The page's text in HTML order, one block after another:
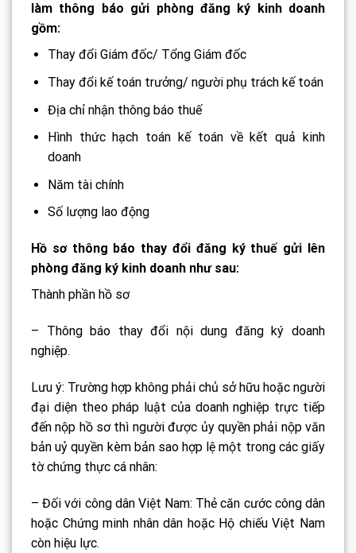
làm thông báo gửi phòng đăng ký kinh doanh
gồm:
Thay đổi Giám đốc/ Tổng Giám đốc
Thay đổi kế toán trưởng/ người phụ trách kế toán
Địa chỉ nhận thông báo thuế
Hình thức hạch toán kế toán về kết quả kinh
doanh
Năm tài chính
Số lượng lao động
Hồ sơ thông báo thay đổi đăng ký thuế gửi lên
phòng đăng ký kinh doanh như sau:
Thành phần hồ sơ
– Thông báo thay đổi nội dung đăng ký doanh
nghiệp.
Lưu ý: Trường hợp không phải chủ sở hữu hoặc người
đại diện theo pháp luật của doanh nghiệp trực tiếp
đến nộp hồ sơ thì người được ủy quyền phải nộp văn
bản uỷ quyền kèm bản sao hợp lệ một trong các giấy
tờ chứng thực cá nhân:
– Đối với công dân Việt Nam: Thẻ căn cước công dân
hoặc Chứng minh nhân dân hoặc Hộ chiếu Việt Nam
còn hiệu lực.